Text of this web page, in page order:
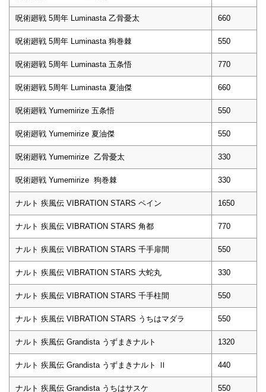
呪術廻戦 5周年 Luminasta 乙骨憂太 660
呪術廻戦 5周年 Luminasta 狗巻棘 550
呪術廻戦 5周年 Luminasta 五条悟 770
呪術廻戦 5周年 Luminasta 夏油傑 660
呪術廻戦 Yumemirize 五条悟 550
呪術廻戦 Yumemirize 夏油傑 550
呪術廻戦 Yumemirize 乙骨憂太 330
呪術廻戦 Yumemirize 狗巻棘 330
ナルト 疾風伝 VIBRATION STARS ペイン 1650
ナルト 疾風伝 VIBRATION STARS 角都 770
ナルト 疾風伝 VIBRATION STARS 千手扉間 550
ナルト 疾風伝 VIBRATION STARS 大蛇丸 330
ナルト 疾風伝 VIBRATION STARS 千手柱間 550
ナルト 疾風伝 VIBRATION STARS うちはマダラ 550
ナルト 疾風伝 Grandista うずまきナルト 1320
ナルト 疾風伝 Grandista うずまきナルト Ⅱ 440
ナルト 疾風伝 Grandista うちはサスケ 550